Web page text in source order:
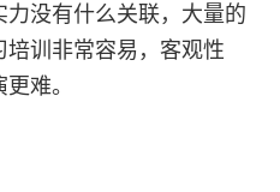
没有什么关联，大量的
训非常容易，客观性
难。